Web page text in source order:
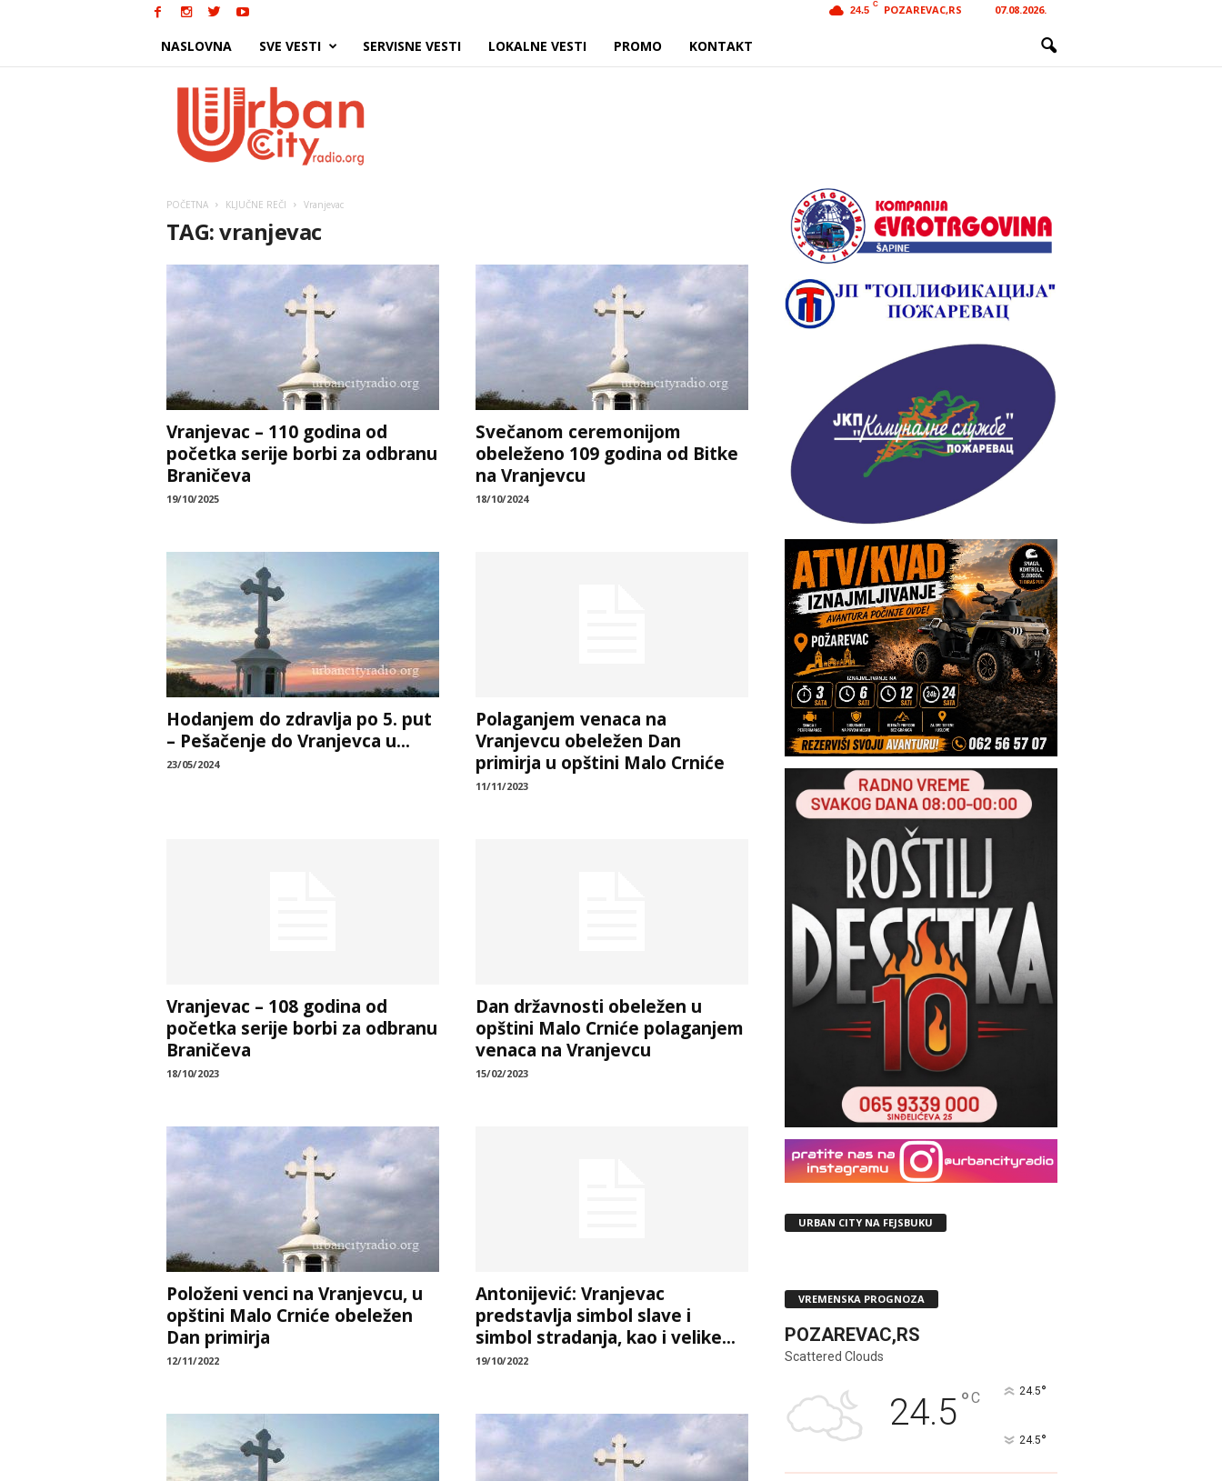
24.5
C POZAREVAC,RS 07.08.2026.
NASLOVNA SVE VESTI SERVISNE VESTI LOKALNE VESTI PROMO KONTAKT
POČETNA KLJUČNE REČI Vranjevac
TAG: vranjevac
Vranjevac – 110 godina od
početka serije borbi za odbranu
Braničeva
19/10/2025
Svečanom ceremonijom
obeleženo 109 godina od Bitke
na Vranjevcu
18/10/2024
Hodanjem do zdravlja po 5. put
– Pešačenje do Vranjevca u...
23/05/2024
Polaganjem venaca na
Vranjevcu obeležen Dan
primirja u opštini Malo Crniće
11/11/2023
Vranjevac – 108 godina od
početka serije borbi za odbranu
Braničeva
18/10/2023
Dan državnosti obeležen u
opštini Malo Crniće polaganjem
venaca na Vranjevcu
15/02/2023
Položeni venci na Vranjevcu, u
opštini Malo Crniće obeležen
Dan primirja
12/11/2022
Antonijević: Vranjevac
predstavlja simbol slave i
simbol stradanja, kao i velike...
19/10/2022
URBAN CITY NA FEJSBUKU
VREMENSKA PROGNOZA
POZAREVAC,RS
Scattered Clouds
24.5°C 24.5°
24.5°